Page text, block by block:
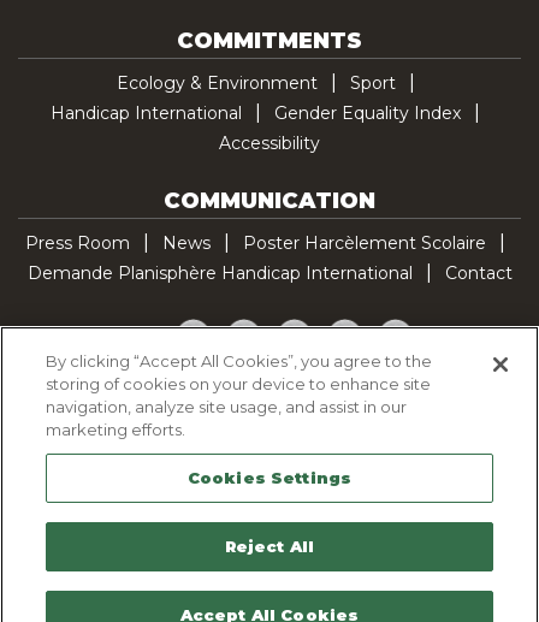
COMMITMENTS
Ecology & Environment
Sport
Handicap International
Gender Equality Index
Accessibility
COMMUNICATION
Press Room News
Poster Harcèlement Scolaire
Demande Planisphère Handicap International
Contact
Facebook
TwitterYouTubePinterestTikTok
Cookie Policy
Legal Notice
Sitemap
Contactez-nous
By clicking “Accept All Cookies”, you agree to the
storing of cookies on your device to enhance site
navigation, analyze site usage, and assist in our
marketing efforts.
Cookies Settings
Reject All
Accept All Cookies